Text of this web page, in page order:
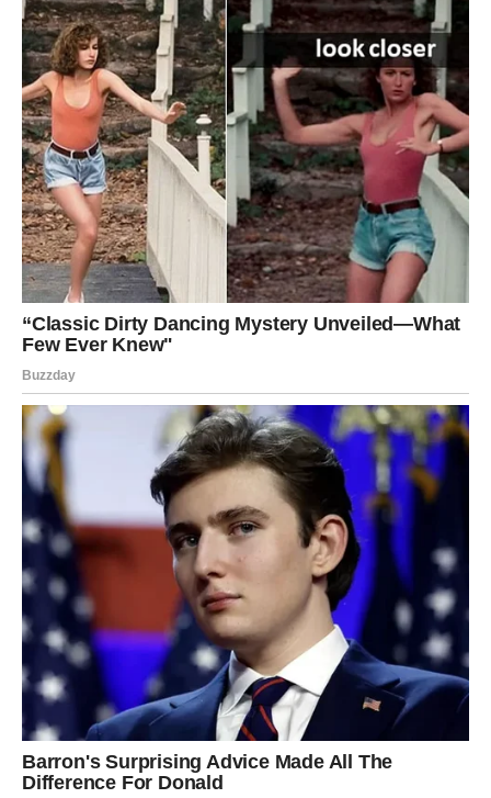
Ribe
Ribe ulaze u period u kojem intuicija postaje njihova
najveća snaga. Do kraja marta mogli biste jasno osetiti ko
vam želi dobro, a ko ne.
Na poslovnom planu moguće su prilike koje donose
kreativnost i napredak.
U ljubavi dolaze duboke emocije. Ribe koje su u vezi
mogu osetiti veću bliskost sa partnerom, dok slobodne
Ribe mogu upoznati osobu koja budi romantične snove.
Sudbina vam donosi poruku da verujete svojim
osećanjima.